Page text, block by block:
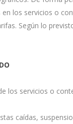
los servicios o
Según lo
los servicios o
caídas,